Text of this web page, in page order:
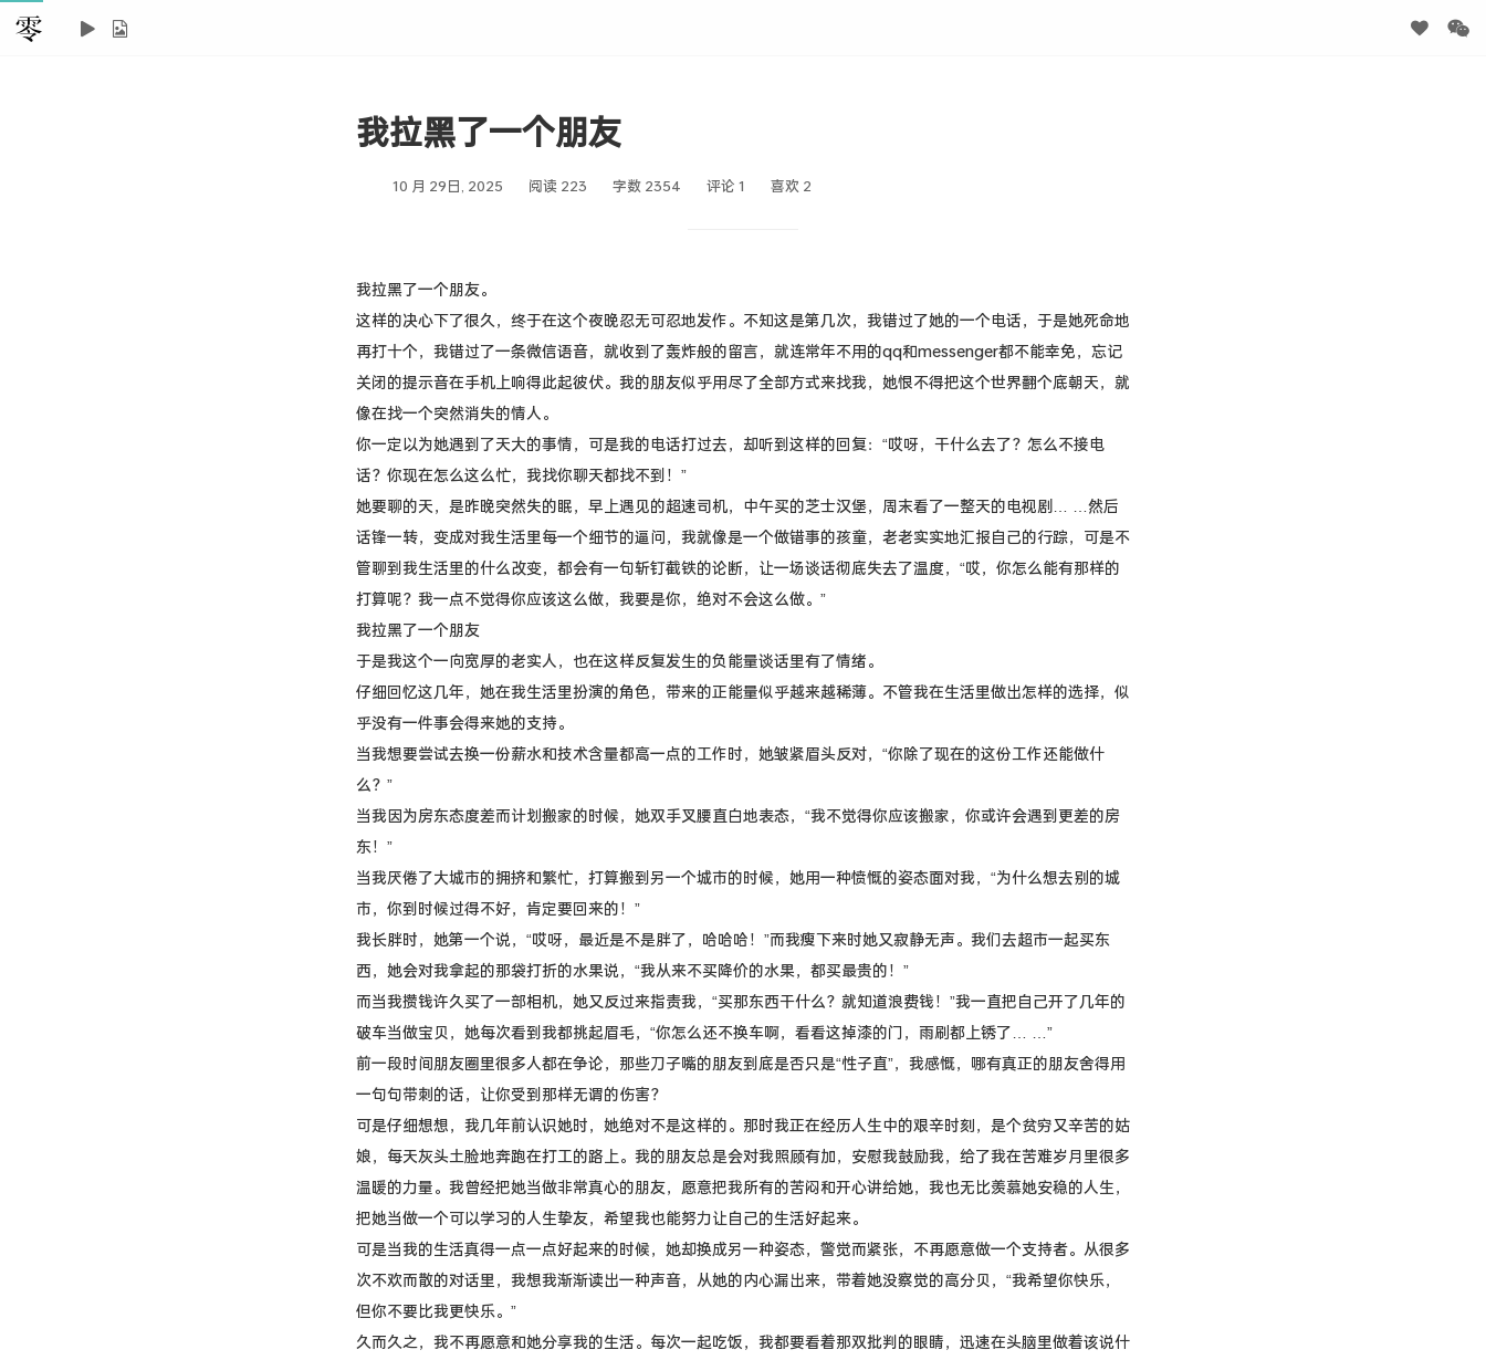
我拉黑了一个朋友
10 月 29日, 2025 阅读 223 字数 2354 评论 1 喜欢 2
我拉黑了一个朋友。
这样的决心下了很久，终于在这个夜晚忍无可忍地发作。不知这是第几次，我错过了她的一个电话，于是她死命地
再打十个，我错过了一条微信语音，就收到了轰炸般的留言，就连常年不用的qq和messenger都不能幸免，忘记
关闭的提示音在手机上响得此起彼伏。我的朋友似乎用尽了全部方式来找我，她恨不得把这个世界翻个底朝天，就
像在找一个突然消失的情人。
你一定以为她遇到了天大的事情，可是我的电话打过去，却听到这样的回复：“哎呀，干什么去了？怎么不接电
话？你现在怎么这么忙，我找你聊天都找不到！”
她要聊的天，是昨晚突然失的眠，早上遇见的超速司机，中午买的芝士汉堡，周末看了一整天的电视剧… …然后
话锋一转，变成对我生活里每一个细节的逼问，我就像是一个做错事的孩童，老老实实地汇报自己的行踪，可是不
管聊到我生活里的什么改变，都会有一句斩钉截铁的论断，让一场谈话彻底失去了温度，“哎，你怎么能有那样的
打算呢？我一点不觉得你应该这么做，我要是你，绝对不会这么做。”
我拉黑了一个朋友
于是我这个一向宽厚的老实人，也在这样反复发生的负能量谈话里有了情绪。
仔细回忆这几年，她在我生活里扮演的角色，带来的正能量似乎越来越稀薄。不管我在生活里做出怎样的选择，似
乎没有一件事会得来她的支持。
当我想要尝试去换一份薪水和技术含量都高一点的工作时，她皱紧眉头反对，“你除了现在的这份工作还能做什
么？”
当我因为房东态度差而计划搬家的时候，她双手叉腰直白地表态，“我不觉得你应该搬家，你或许会遇到更差的房
东！”
当我厌倦了大城市的拥挤和繁忙，打算搬到另一个城市的时候，她用一种愤慨的姿态面对我，“为什么想去别的城
市，你到时候过得不好，肯定要回来的！”
我长胖时，她第一个说，“哎呀，最近是不是胖了，哈哈哈！”而我瘦下来时她又寂静无声。我们去超市一起买东
西，她会对我拿起的那袋打折的水果说，“我从来不买降价的水果，都买最贵的！”
而当我攒钱许久买了一部相机，她又反过来指责我，“买那东西干什么？就知道浪费钱！”我一直把自己开了几年的
破车当做宝贝，她每次看到我都挑起眉毛，“你怎么还不换车啊，看看这掉漆的门，雨刷都上锈了… …”
前一段时间朋友圈里很多人都在争论，那些刀子嘴的朋友到底是否只是“性子直”，我感慨，哪有真正的朋友舍得用
一句句带刺的话，让你受到那样无谓的伤害？
可是仔细想想，我几年前认识她时，她绝对不是这样的。那时我正在经历人生中的艰辛时刻，是个贫穷又辛苦的姑
娘，每天灰头土脸地奔跑在打工的路上。我的朋友总是会对我照顾有加，安慰我鼓励我，给了我在苦难岁月里很多
温暖的力量。我曾经把她当做非常真心的朋友，愿意把我所有的苦闷和开心讲给她，我也无比羡慕她安稳的人生，
把她当做一个可以学习的人生挚友，希望我也能努力让自己的生活好起来。
可是当我的生活真得一点一点好起来的时候，她却换成另一种姿态，警觉而紧张，不再愿意做一个支持者。从很多
次不欢而散的对话里，我想我渐渐读出一种声音，从她的内心漏出来，带着她没察觉的高分贝，“我希望你快乐，
但你不要比我更快乐。”
久而久之，我不再愿意和她分享我的生活。每次一起吃饭，我都要看着那双批判的眼睛，迅速在头脑里做着该说什